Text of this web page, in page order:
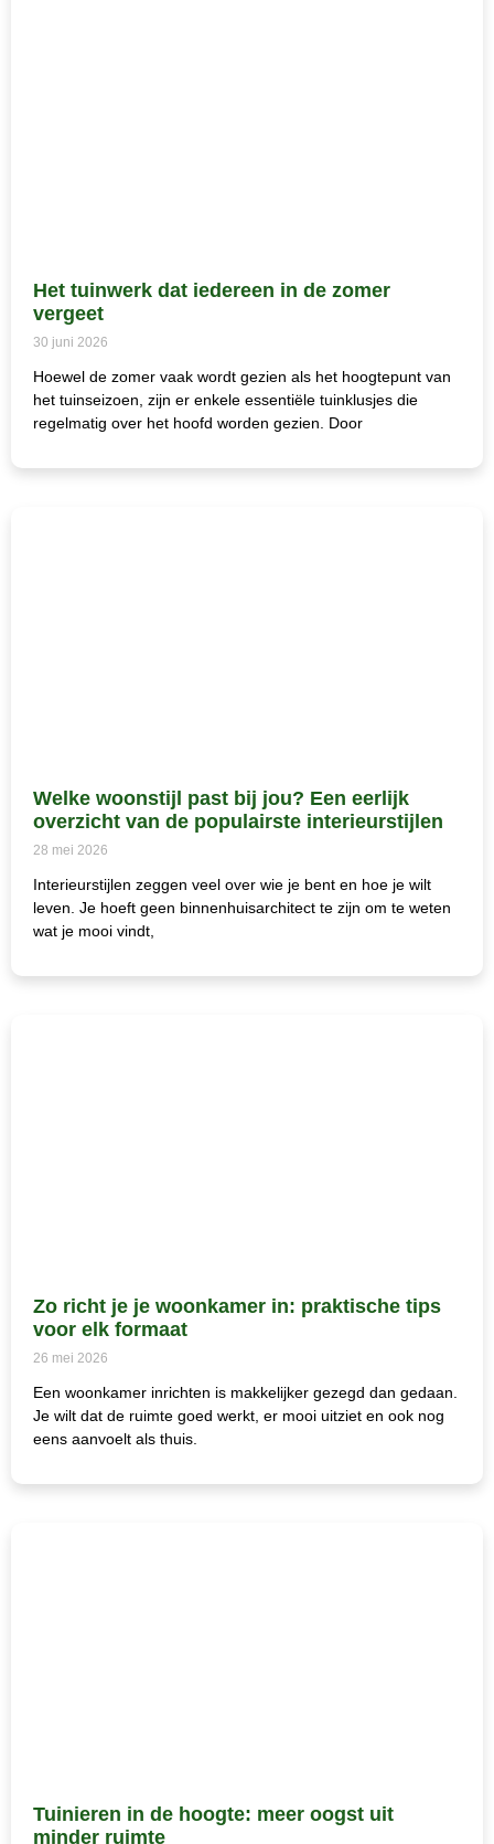
Het tuinwerk dat iedereen in de zomer
vergeet
30 juni 2026
Hoewel de zomer vaak wordt gezien als het hoogtepunt van
het tuinseizoen, zijn er enkele essentiële tuinklusjes die
regelmatig over het hoofd worden gezien. Door
Welke woonstijl past bij jou? Een eerlijk
overzicht van de populairste interieurstijlen
28 mei 2026
Interieurstijlen zeggen veel over wie je bent en hoe je wilt
leven. Je hoeft geen binnenhuisarchitect te zijn om te weten
wat je mooi vindt,
Zo richt je je woonkamer in: praktische tips
voor elk formaat
26 mei 2026
Een woonkamer inrichten is makkelijker gezegd dan gedaan.
Je wilt dat de ruimte goed werkt, er mooi uitziet en ook nog
eens aanvoelt als thuis.
Tuinieren in de hoogte: meer oogst uit
minder ruimte